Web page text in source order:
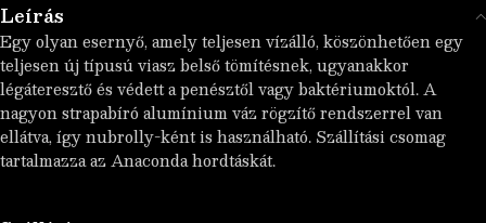
Leírás
Egy olyan esernyő, amely teljesen vízálló, köszönhetően egy
teljesen új típusú viasz belső tömítésnek, ugyanakkor
légáteresztő és védett a penésztől vagy baktériumoktól. A
nagyon strapabíró alumínium váz rögzítő rendszerrel van
ellátva, így nubrolly-ként is használható. Szállítási csomag
tartalmazza az Anaconda hordtáskát.